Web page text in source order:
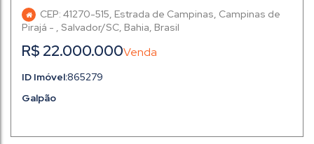
Galpão
R$ 22.000.000
865279
CEP: 41270-515, Estrada de Campinas, Campinas de
Pirajá
, Salvador , Bahia, Brasil